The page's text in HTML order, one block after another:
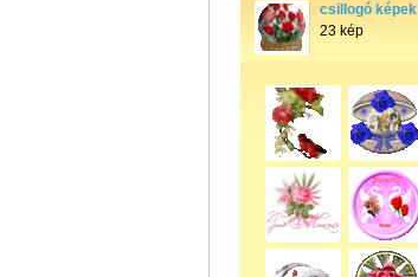
csillogó képek
23 kép